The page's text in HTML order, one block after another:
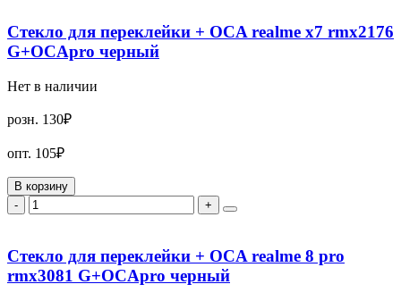
Стекло для переклейки + OCA realme x7 rmx2176
G+OCApro черный
Нет в наличии
розн. 130₽
опт. 105₽
В корзину
-
+
Стекло для переклейки + OCA realme 8 pro
rmx3081 G+OCApro черный